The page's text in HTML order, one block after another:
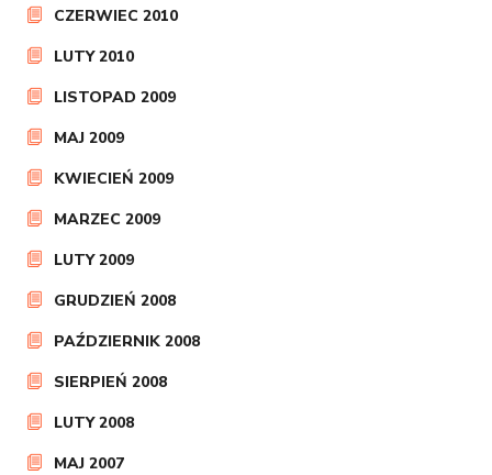
CZERWIEC 2010
LUTY 2010
LISTOPAD 2009
MAJ 2009
KWIECIEŃ 2009
MARZEC 2009
LUTY 2009
GRUDZIEŃ 2008
PAŹDZIERNIK 2008
SIERPIEŃ 2008
LUTY 2008
MAJ 2007